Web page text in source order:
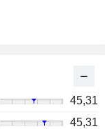
45,31
45,31